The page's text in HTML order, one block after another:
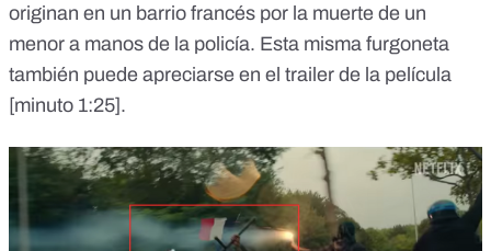
originan en un barrio francés por la muerte de un
menor a manos de la policía. Esta misma furgoneta
también puede apreciarse en el trailer de la película
[minuto 1:25].